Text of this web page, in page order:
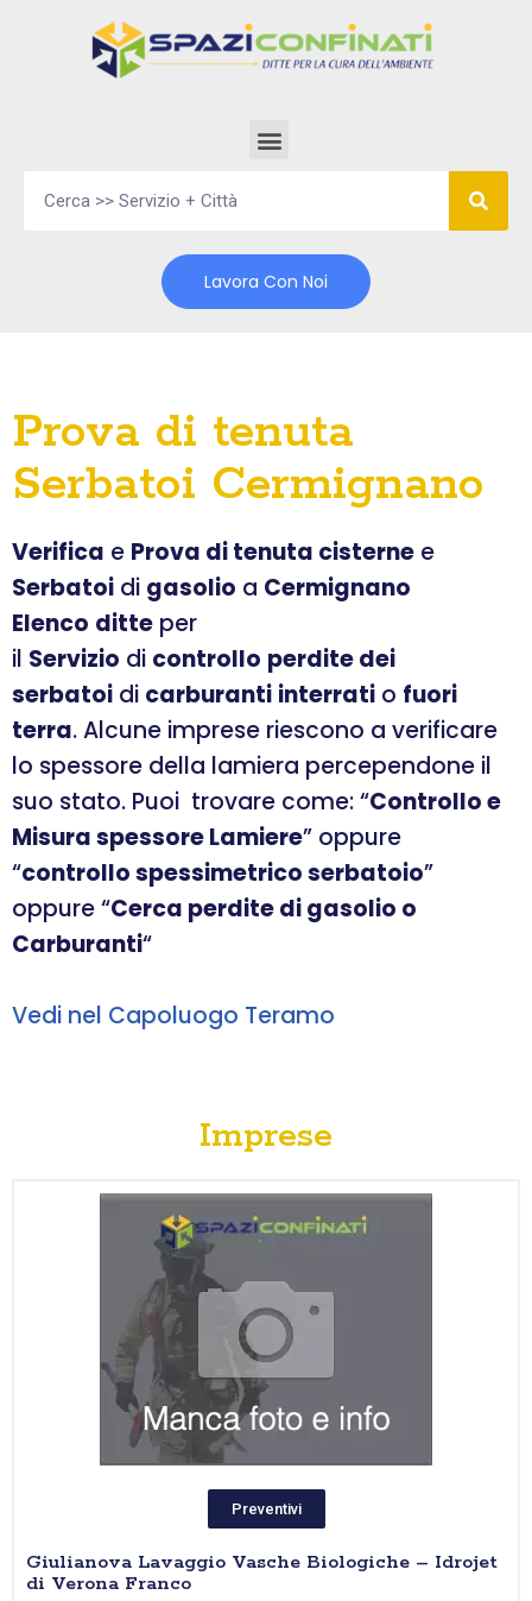
Lavora Con Noi
Prova di tenuta
Serbatoi Cermignano
Verifica e Prova di tenuta cisterne e
Serbatoi di gasolio a Cermignano
Elenco ditte per
il Servizio di controllo perdite dei
serbatoi di carburanti interrati o fuori
terra. Alcune imprese riescono a verificare
lo spessore della lamiera percependone il
suo stato. Puoi trovare come: “Controllo e
Misura spessore Lamiere” oppure
“controllo spessimetrico serbatoio”
oppure “Cerca perdite di gasolio o
Carburanti“
Vedi nel Capoluogo Teramo
Imprese
Preventivi
Giulianova Lavaggio Vasche Biologiche – Idrojet
di Verona Franco